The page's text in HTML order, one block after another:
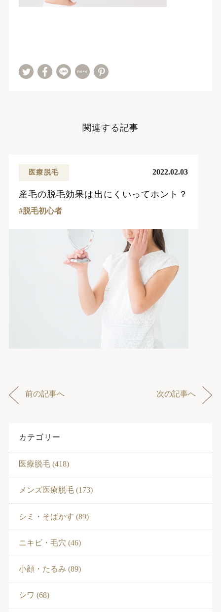
関連する記事
医療脱毛 2022.02.03
産毛の脱毛効果は出にくいってホント？
脱毛初心者
前の記事へ 次の記事へ
カテゴリー
医療脱毛 (418)
メンズ医療脱毛 (173)
シミ・そばかす (89)
ニキビ・毛穴 (46)
小顔・たるみ (89)
シワ (68)